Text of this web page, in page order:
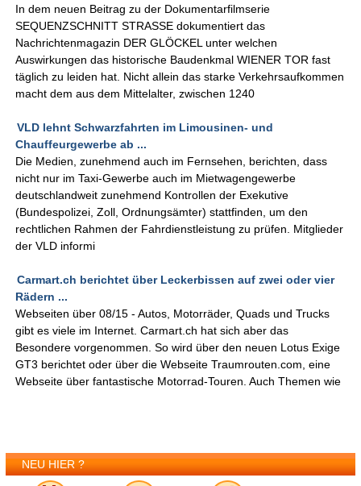
In dem neuen Beitrag zu der Dokumentarfilmserie
SEQUENZSCHNITT STRASSE dokumentiert das
Nachrichtenmagazin DER GLÖCKEL unter welchen
Auswirkungen das historische Baudenkmal WIENER TOR fast
täglich zu leiden hat. Nicht allein das starke Verkehrsaufkommen
macht dem aus dem Mittelalter, zwischen 1240
VLD lehnt Schwarzfahrten im Limousinen- und
Chauffeurgewerbe ab ...
Die Medien, zunehmend auch im Fernsehen, berichten, dass
nicht nur im Taxi-Gewerbe auch im Mietwagengewerbe
deutschlandweit zunehmend Kontrollen der Exekutive
(Bundespolizei, Zoll, Ordnungsämter) stattfinden, um den
rechtlichen Rahmen der Fahrdienstleistung zu prüfen. Mitglieder
der VLD informi
Carmart.ch berichtet über Leckerbissen auf zwei oder vier
Rädern ...
Webseiten über 08/15 - Autos, Motorräder, Quads und Trucks
gibt es viele im Internet. Carmart.ch hat sich aber das
Besondere vorgenommen. So wird über den neuen Lotus Exige
GT3 berichtet oder über die Webseite Traumrouten.com, eine
Webseite über fantastische Motorrad-Touren. Auch Themen wie
NEU HIER ?